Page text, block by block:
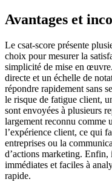
Avantages et
Le csat-score présente
choix pour mesurer la
simplicité de mise en
directe et un échelle de
répondre rapidement sans
le risque de fatigue client,
sont envoyées à plusieurs
largement reconnu comme
l’expérience client, ce qui
entreprises ou la
d’actions marketing.
immédiates et faciles à
rapide.